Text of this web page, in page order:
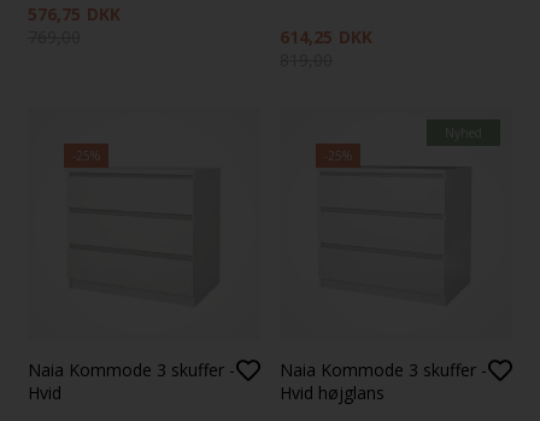
576,75 DKK
614,25 DKK
-25%
Naia Kommode 3 skuffer -
Hvid
-25%
Naia Kommode 3 skuffer -
Hvid højglans